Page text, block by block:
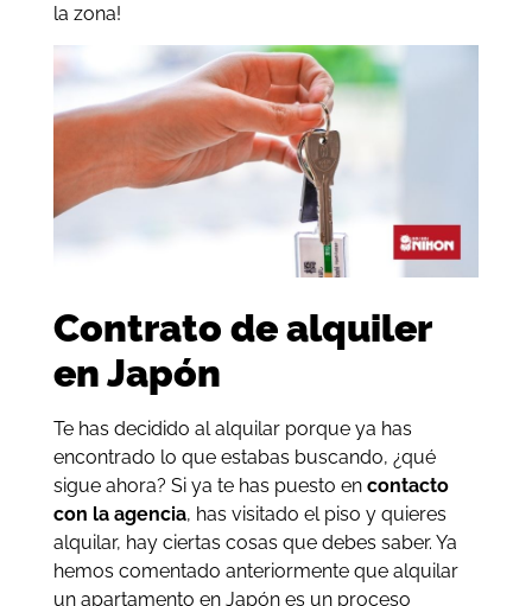
la zona!
Contrato de alquiler
en Japón
Te has decidido al alquilar porque ya has
encontrado lo que estabas buscando, ¿qué
sigue ahora? Si ya te has puesto en contacto
con la agencia, has visitado el piso y quieres
alquilar, hay ciertas cosas que debes saber. Ya
hemos comentado anteriormente que alquilar
un apartamento en Japón es un proceso